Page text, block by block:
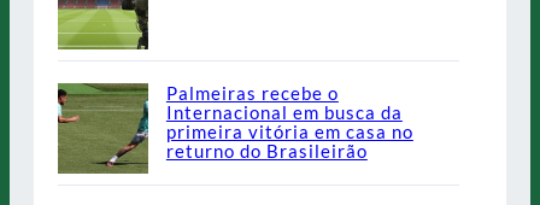
Palmeiras recebe o
Internacional em busca da
primeira vitória em casa no
returno do Brasileirão